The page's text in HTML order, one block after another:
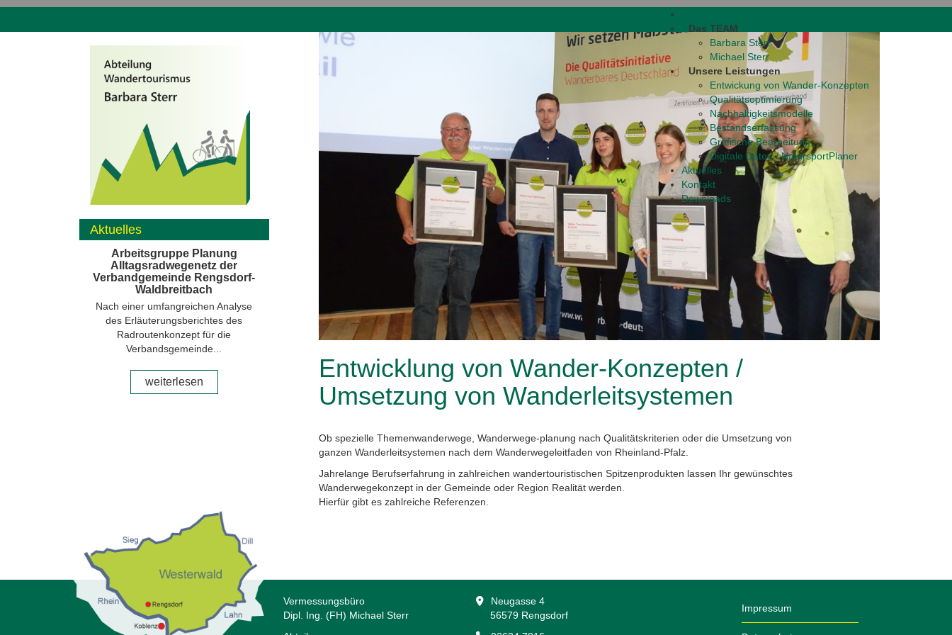
Das TEAM
Barbara Sterr
Michael Sterr
Unsere Leistungen
Entwickung von Wander-Konzepten
Qualitätsoptimierung
Nachhaltigkeitsmodelle
Bestandserfassung
Grafische Bearbeitung
Digitale Daten / NatursportPlaner
Aktuelles
Kontakt
Downloads
Aktuelles
Arbeitsgruppe Planung
Alltagsradwegenetz der
Verbandgemeinde Rengsdorf-
Waldbreitbach
Nach einer umfangreichen Analyse
des Erläuterungsberichtes des
Radroutenkonzept für die
Verbandsgemeinde...
weiterlesen
Entwicklung von Wander-Konzepten /
Umsetzung von Wanderleitsystemen
Ob spezielle Themenwanderwege, Wanderwege-planung nach Qualitätskriterien oder die Umsetzung von
ganzen Wanderleitsystemen nach dem Wanderwegeleitfaden von Rheinland-Pfalz.
Jahrelange Berufserfahrung in zahlreichen wandertouristischen Spitzenprodukten lassen Ihr gewünschtes
Wanderwegekonzept in der Gemeinde oder Region Realität werden.
Hierfür gibt es zahlreiche Referenzen.
Impressum
Vermessungsbüro
Dipl. Ing. (FH) Michael Sterr
Neugasse 4
56579 Rengsdorf